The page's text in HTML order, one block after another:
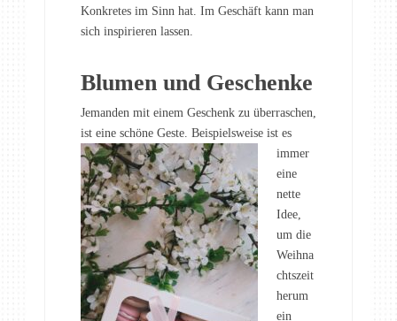
Konkretes im Sinn hat. Im Geschäft kann man
sich inspirieren lassen.
Blumen und Geschenke
Jemanden mit einem Geschenk zu überraschen,
ist eine schöne Geste. Beispielsweise ist es
immer
eine
nette
Idee,
um die
Weihna
chtszeit
herum
ein